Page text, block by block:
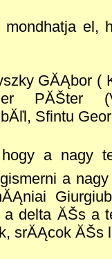
mondhatja el,
GĂĄbor (
PĂŠter
Sfintu
hogy a nagy
a
delta ĂŠs a
srĂĄcok ĂŠs